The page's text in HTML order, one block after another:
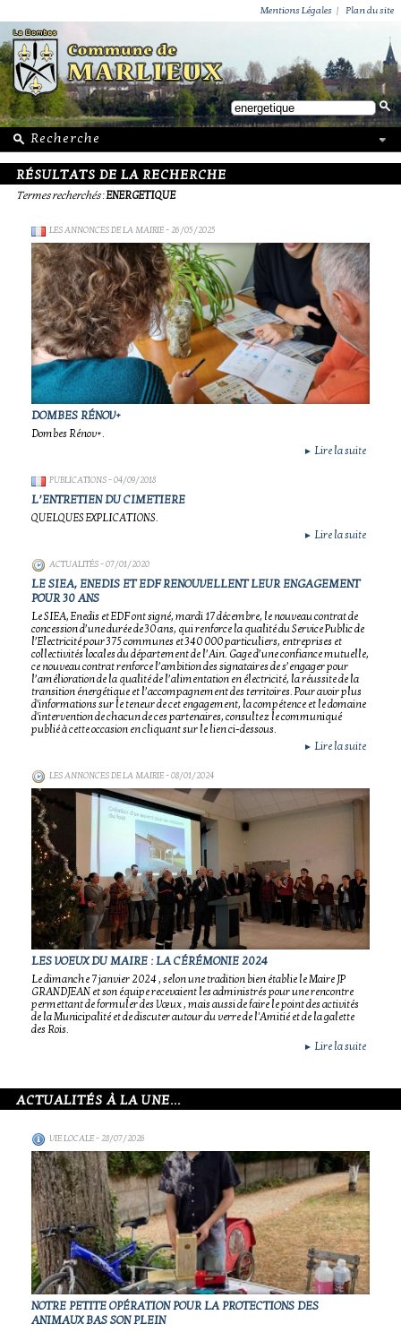
Mentions Légales | Plan du site
RÉSULTATS DE LA RECHERCHE
Termes recherchés:ENERGETIQUE
LES ANNONCES DE LA MAIRIE- 26/05/2025
DOMBES RÉNOV+
Dombes Rénov+.
► Lire la suite
PUBLICATIONS- 04/09/2018
L’ENTRETIEN DU CIMETIERE
QUELQUES EXPLICATIONS.
► Lire la suite
ACTUALITÉS- 07/01/2020
LE SIEA, ENEDIS ET EDF RENOUVELLENT LEUR ENGAGEMENT
POUR 30 ANS
Le SIEA, Enedis et EDF ont signé, mardi 17 décembre, le nouveau contrat de
concession d’une durée de 30 ans, qui renforce la qualité du Service Public de
l’Electricité pour 375 communes et 340 000 particuliers, entreprises et
collectivités locales du département de l’Ain. Gage d’une confiance mutuelle,
ce nouveau contrat renforce l’ambition des signataires de s’engager pour
l’amélioration de la qualité de l’alimentation en électricité, la réussite de la
transition énergétique et l’accompagnement des territoires. Pour avoir plus
d'informations sur le teneur de cet engagement, la compétence et le domaine
d'intervention de chacun de ces partenaires, consultez le communiqué
publié à cette occasion en cliquant sur le lien ci-dessous.
► Lire la suite
LES ANNONCES DE LA MAIRIE- 08/01/2024
LES VOEUX DU MAIRE : LA CÉRÉMONIE 2024
Le dimanche 7 janvier 2024 , selon une tradition bien établie le Maire JP
GRANDJEAN et son équipe recevaient les administrés pour une rencontre
permettant de formuler des Vœux , mais aussi de faire le point des activités
de la Municipalité et de discuter autour du verre de l'Amitié et de la galette
des Rois.
► Lire la suite
ACTUALITÉS À LA UNE...
VIE LOCALE- 28/07/2026
NOTRE PETITE OPÉRATION POUR LA PROTECTIONS DES
ANIMAUX BAS SON PLEIN